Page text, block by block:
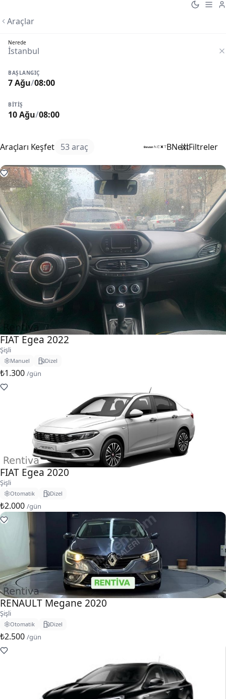
Araçlar
Nerede
BAŞLANGIÇ
7 Ağu/08:00
BITIŞ
10 Ağu/08:00
Araçları Keşfet 53 araç BNextFiltreler
FIAT Egea 2022
Şişli
Manuel Dizel
₺1.300 /gün
FIAT Egea 2020
Şişli
Otomatik Dizel
₺2.000 /gün
RENAULT Megane 2020
Şişli
Otomatik Dizel
₺2.500 /gün